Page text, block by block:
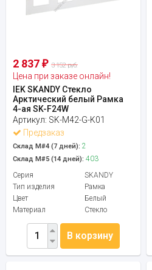
2 837 ₽ 3 152 руб.
Цена при заказе онлайн!
IEK SKANDY Стекло
Арктический белый Рамка
4-ая SK-F24W
Артикул: SK-M42-G-K01
Предзаказ
Склад М#4 (7 дней): 2
Склад М#5 (14 дней): 403
Серия
SKANDY
Тип изделия
Рамка
Цвет
Белый
Материал
Стекло
В корзину